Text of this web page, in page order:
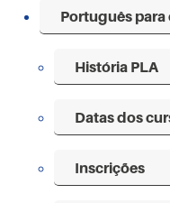
Português
História PLA
Datas dos
Inscrições